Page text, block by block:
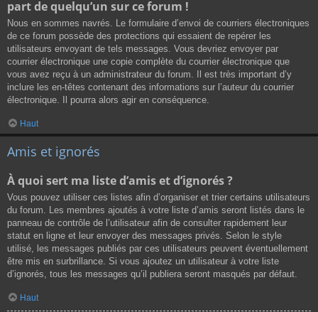
part de quelqu’un sur ce forum !
Nous en sommes navrés. Le formulaire d’envoi de courriers électroniques
de ce forum possède des protections qui essaient de repérer les
utilisateurs envoyant de tels messages. Vous devriez envoyer par
courrier électronique une copie complète du courrier électronique que
vous avez reçu à un administrateur du forum. Il est très important d’y
inclure les en-têtes contenant des informations sur l’auteur du courrier
électronique. Il pourra alors agir en conséquence.
Haut
Amis et ignorés
À quoi sert ma liste d’amis et d’ignorés ?
Vous pouvez utiliser ces listes afin d’organiser et trier certains utilisateurs
du forum. Les membres ajoutés à votre liste d’amis seront listés dans le
panneau de contrôle de l’utilisateur afin de consulter rapidement leur
statut en ligne et leur envoyer des messages privés. Selon le style
utilisé, les messages publiés par ces utilisateurs peuvent éventuellement
être mis en surbrillance. Si vous ajoutez un utilisateur à votre liste
d’ignorés, tous les messages qu’il publiera seront masqués par défaut.
Haut